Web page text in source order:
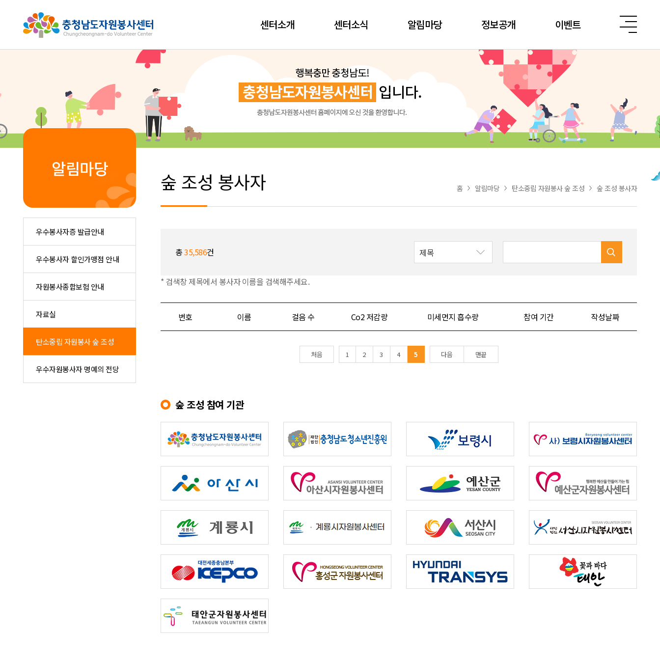
센터소개 센터소식 알림마당 정보공개 이벤트
알림마당
우수봉사자증 발급안내
우수봉사자 할인가맹점 안내
자원봉사종합보험 안내
자료실
탄소중립 자원봉사 숲 조성
우수자원봉사자 명예의 전당
숲 조성 봉사자 홈 알림마당 숲 조성 봉사자
탄소중립 자원봉사 숲 조성
총35,586건
* 검색창 제목에서 봉사자 이름을 검색해주세요.
번호 이름 걸음 수 Co2 저감량 미세먼지 흡수량 참여 기간 작성날짜
처음 1 2 3 4 5 다음 맨끝
숲 조성 참여 기관